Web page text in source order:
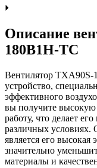
Описание
180B1H-TC
Вентилятор
устройство,
эффективного
вы получите
работу, что делает
различных условиях.
является его высокая
значительно
материалы и